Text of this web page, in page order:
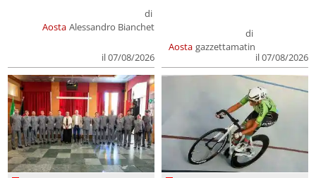
Aosta
di
Alessandro Bianchet
il 07/08/2026
Aosta
di
gazzettamatin
il 07/08/2026